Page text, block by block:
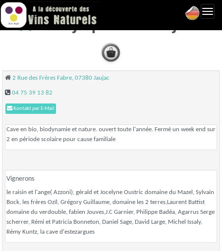
La Jajaquoise - Jaujac
2 Rue des Frères Fabre, 07380 Jaujac
04 75 39 13 82
Kontakt per E-Mail
Cave en bio, biodynamie et nature. ouvert toute l'année. Fermé un week end sur
2 en période scolaire pour cause familiale
Vignerons
le raisin et l'ange( Azzoni), gérald et Jocelyne Oustric domaine du Mazel, Sylvain
Bock, les frères Ozïl, Grégory Guillaume, domaine les 2 terres,Laurent Battist
domaine du verdouble, fabien Jouves,J.C Garnier, Philippe Badéa, Agarrus Serge
scherrer, Rémi et Patricia Bonneton, Daniel Sage, David Large, Michel Issaly,
Rémy Kuntz, la cave d'estezargues